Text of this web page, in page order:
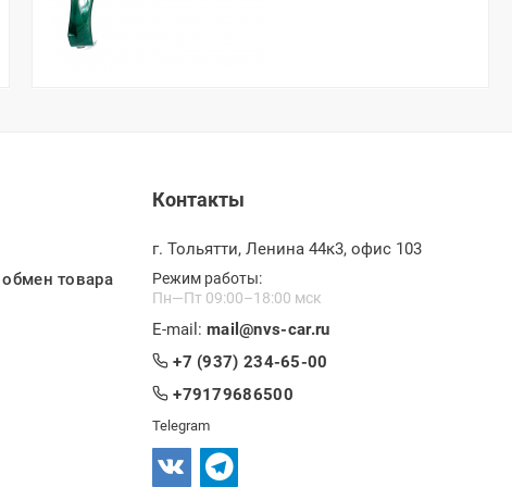
обмен товара
Контакты
г. Тольятти, Ленина 44к3, офис 103
Режим работы:
Пн—Пт 09:00–18:00 мск
E-mail: mail@nvs-car.ru
+7 (937) 234-65-00
+79179686500
Telegram